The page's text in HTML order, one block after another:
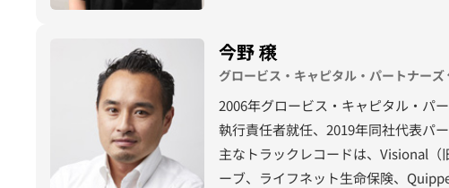
今野 穣
グロービス・キャピタル・パートナーズ
2006年グロービス・キャピタル・パ
執行責任者就任、2019年同社代表パー
主なトラックレコードは、Visional
ーブ、ライフネット生命保険、